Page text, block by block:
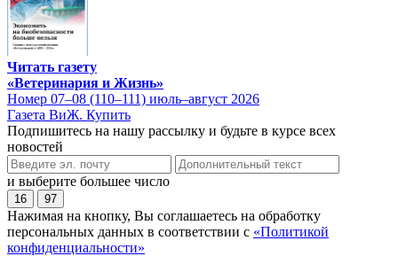
Читать газету
«Ветеринария и Жизнь»
Номер 07–08 (110–111) июль–август 2026
Газета ВиЖ. Купить
Подпишитесь на нашу рассылку и будьте в курсе всех
новостей
и выберите большее число
16 97
Нажимая на кнопку, Вы соглашаетесь на обработку
персональных данных в соответствии с «Политикой
конфиденциальности»